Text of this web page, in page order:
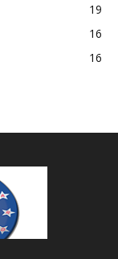
19
16
16